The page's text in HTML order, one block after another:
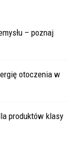
– poznaj
otoczenia w
produktów klasy